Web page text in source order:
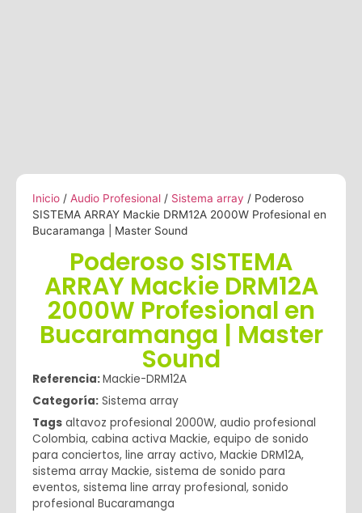
Inicio / Audio Profesional / Sistema array / Poderoso
SISTEMA ARRAY Mackie DRM12A 2000W Profesional en
Bucaramanga | Master Sound
Poderoso SISTEMA
ARRAY Mackie DRM12A
2000W Profesional en
Bucaramanga | Master
Sound
Referencia:Mackie-DRM12A
Categoría: Sistema array
Tags altavoz profesional 2000W, audio profesional
Colombia, cabina activa Mackie, equipo de sonido
para conciertos, line array activo, Mackie DRM12A,
sistema array Mackie, sistema de sonido para
eventos, sistema line array profesional, sonido
profesional Bucaramanga